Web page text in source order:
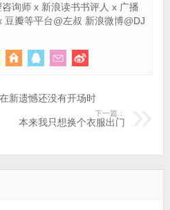
询师 x 新浪读书书评人 x 广播
豆瓣等平台@左叔 新浪微博@DJ
新遗憾还没有开场时
下一篇：
本来我只想换个衣服出门